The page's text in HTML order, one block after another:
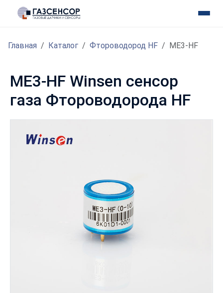
Главная Каталог Фтороводород HF ME3-HF
ME3-HF Winsen сенсор
газа Фтороводорода HF